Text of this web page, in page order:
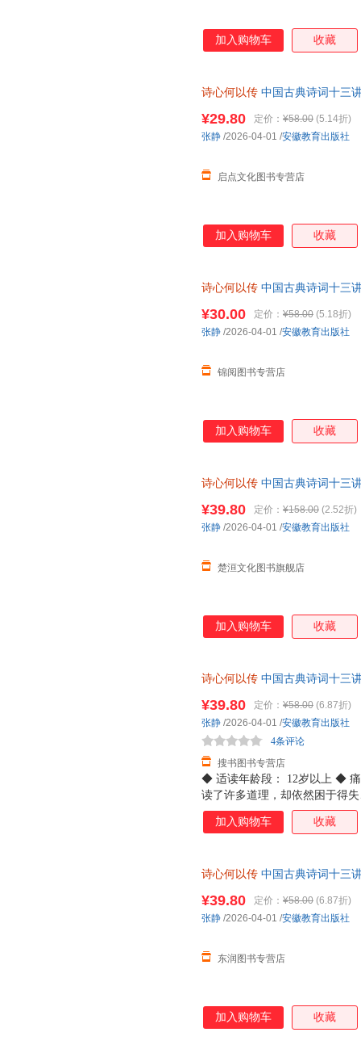
加入购物车 收藏
诗心何以传 中国古典诗词十三
¥29.80 定价： ¥58.00 (5.14折)
启点文化图书专营店
张静 /2026-04-01 /安徽教育出版社
加入购物车 收藏
诗心何以传 中国古典诗词十三
¥30.00 定价： ¥58.00 (5.18折)
锦阅图书专营店
张静 /2026-04-01 /安徽教育出版社
加入购物车 收藏
诗心何以传 中国古典诗词十三
¥39.80 定价： ¥158.00 (2.52折)
楚洹文化图书旗舰店
张静 /2026-04-01 /安徽教育出版社
加入购物车 收藏
诗心何以传 中国古典诗词十三
◆ 适读年龄段： 12岁以上 ◆
读了许多道理，却依然困于得
识，而是一份让内心安顿下来
南开大学教授、博士生导师，
◆ 推荐理由： ☆诗教正统，传
信的力量。 ☆不事考据，只关
长、格局、情绪、自愈几大命
¥39.80 定价： ¥58.00 (6.87折)
搜书图书专营店
4条评论
张静 /2026-04-01 /安徽教育出版社
加入购物车 收藏
诗心何以传 中国古典诗词十三
¥39.80 定价： ¥58.00 (6.87折)
东润图书专营店
张静 /2026-04-01 /安徽教育出版社
加入购物车 收藏